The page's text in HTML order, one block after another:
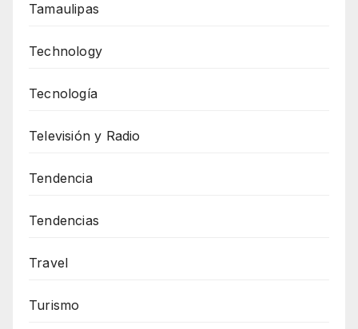
Tamaulipas
Technology
Tecnología
Televisión y Radio
Tendencia
Tendencias
Travel
Turismo